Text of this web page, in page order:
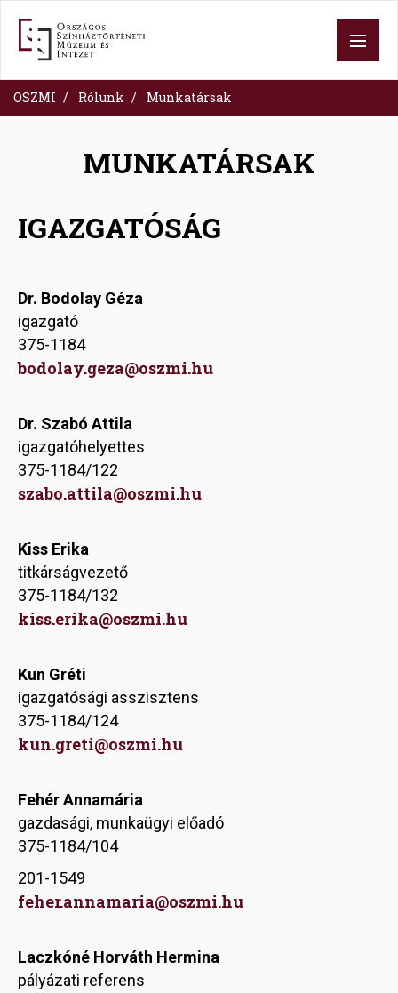
content
OSZMI Rólunk Munkatársak
MUNKATÁRSAK
IGAZGATÓSÁG
Dr. Bodolay Géza
igazgató
375-1184
bodolay.geza@oszmi.hu
Dr. Szabó Attila
igazgatóhelyettes
375-1184/122
szabo.attila@oszmi.hu
Kiss Erika
titkárságvezető
375-1184/132
kiss.erika@oszmi.hu
Kun Gréti
igazgatósági asszisztens
375-1184/124
kun.greti@oszmi.hu
Fehér Annamária
gazdasági, munkaügyi előadó
375-1184/104
201-1549
feher.annamaria@oszmi.hu
Laczkóné Horváth Hermina
pályázati referens